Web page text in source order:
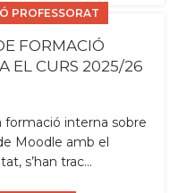
PROFESSORAT
FORMACIÓ
EL CURS 2025/26
formació interna sobre
Moodle amb el
s’han trac...